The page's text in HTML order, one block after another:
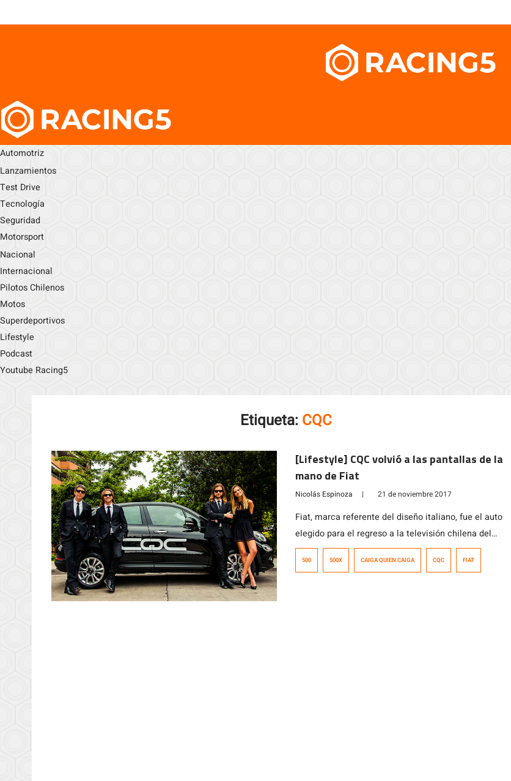
Automotriz
Lanzamientos
Test Drive
Tecnología
Seguridad
Motorsport
Nacional
Internacional
Pilotos Chilenos
Motos
Superdeportivos
Lifestyle
Podcast
Youtube Racing5
Etiqueta: CQC
[Lifestyle] CQC volvió a las pantallas de la
mano de Fiat
Nicolás Espinoza | 21 de noviembre 2017
Fiat, marca referente del diseño italiano, fue el auto
elegido para el regreso a la televisión chilena del
exitoso programa Caiga Quien Caiga. Los modelos que
componen la estilosa familia 500, estarán presentes en
500 500X CAIGA QUIEN CAIGA CQC FIAT